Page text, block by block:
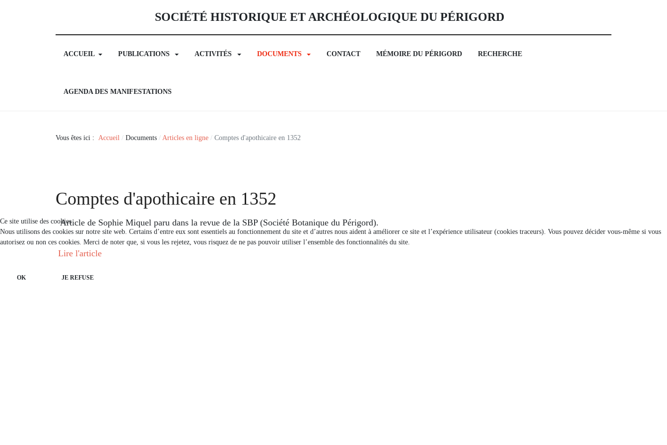
SOCIÉTÉ HISTORIQUE ET ARCHÉOLOGIQUE DU PÉRIGORD
ACCUEIL PUBLICATIONS ACTIVITÉS DOCUMENTS CONTACT MÉMOIRE DU PÉRIGORD RECHERCHE
AGENDA DES MANIFESTATIONS
Vous êtes ici : Accueil Documents Articles en ligne Comptes d'apothicaire en 1352
Comptes d'apothicaire en 1352
Article de Sophie Miquel paru dans la revue de la SBP (Société Botanique du Périgord).
Lire l'article
Ce site utilise des cookies
Nous utilisons des cookies sur notre site web. Certains d’entre eux sont essentiels au fonctionnement du site et d’autres nous aident à améliorer ce site et l’expérience utilisateur (cookies traceurs). Vous pouvez décider vous-même si vous
autorisez ou non ces cookies. Merci de noter que, si vous les rejetez, vous risquez de ne pas pouvoir utiliser l’ensemble des fonctionnalités du site.
OK JE REFUSE